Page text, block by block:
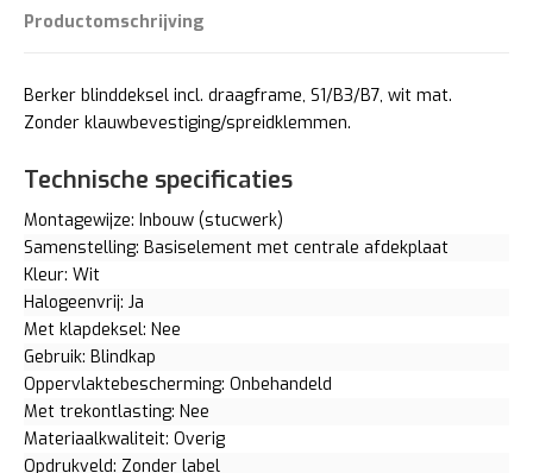
Productomschrijving
Berker blinddeksel incl. draagframe, S1/B3/B7, wit mat.
Zonder klauwbevestiging/spreidklemmen.
Technische specificaties
Montagewijze: Inbouw (stucwerk)
Samenstelling: Basiselement met centrale afdekplaat
Kleur: Wit
Halogeenvrij: Ja
Met klapdeksel: Nee
Gebruik: Blindkap
Oppervlaktebescherming: Onbehandeld
Met trekontlasting: Nee
Materiaalkwaliteit: Overig
Opdrukveld: Zonder label